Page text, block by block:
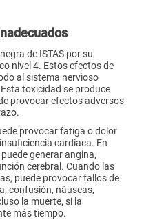
de ISTAS por su
nivel 4. Estos efectos de
al sistema nervioso
toxicidad se produce
provocar efectos adversos
provocar fatiga o dolor
cardiaca. En
generar angina,
cerebral. Cuando las
puede provocar fallos de
confusión, náuseas,
la muerte, si la
más tiempo.